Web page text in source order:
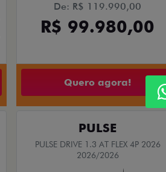
De: R$ 119.990,00
R$ 99.980,00
Quero agora!
PULSE
PULSE DRIVE 1.3 AT FLEX 4P 2026
2026/2026